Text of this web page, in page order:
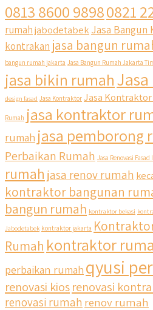
0813 8600 98980821
rumahjabodetabek Jasa Bangun
kontrakan jasa bangun
bangun rumah jakarta Jasa Bangun Rumah Jakarta
jasa bikin rumah
design fasad Jasa Kontraktor Jasa
Rumah jasa kontraktor
rumah jasa pemborong
Perbaikan Rumah Jasa Renovasi Fasad
rumah jasa renov rumah
kontraktor bangunan
bangun rumah kontraktor bekasi
Jabodetabek kontraktor jakarta
Rumah kontraktor
perbaikan rumah qyusi
renovasi kiosrenovasi
renovasi rumah renov rumah